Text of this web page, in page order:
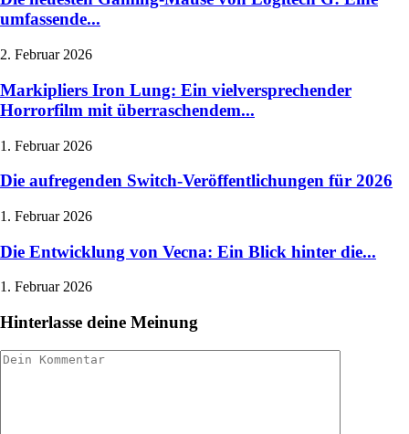
umfassende...
2. Februar 2026
Markipliers Iron Lung: Ein vielversprechender
Horrorfilm mit überraschendem...
1. Februar 2026
Die aufregenden Switch-Veröffentlichungen für 2026
1. Februar 2026
Die Entwicklung von Vecna: Ein Blick hinter die...
1. Februar 2026
Hinterlasse deine Meinung